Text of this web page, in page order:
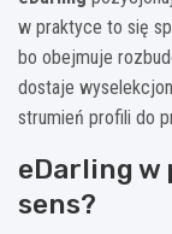
w praktyce to się
bo obejmuje
dostaje
strumień profili do
eDarling w
sens?